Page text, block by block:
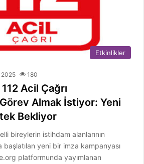
Etkinlikler
2025 180
Acil Çağrı
Almak İstiyor: Yeni
Bekliyor
bireylerin istihdam alanlarının
başlatılan yeni bir imza kampanyası
platformunda yayımlanan